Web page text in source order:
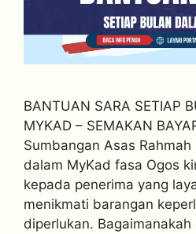
BANTUAN SARA SETIAP
MYKAD – SEMAKAN
Sumbangan Asas
dalam MyKad fasa Ogos
kepada penerima yang
menikmati barangan
diperlukan.